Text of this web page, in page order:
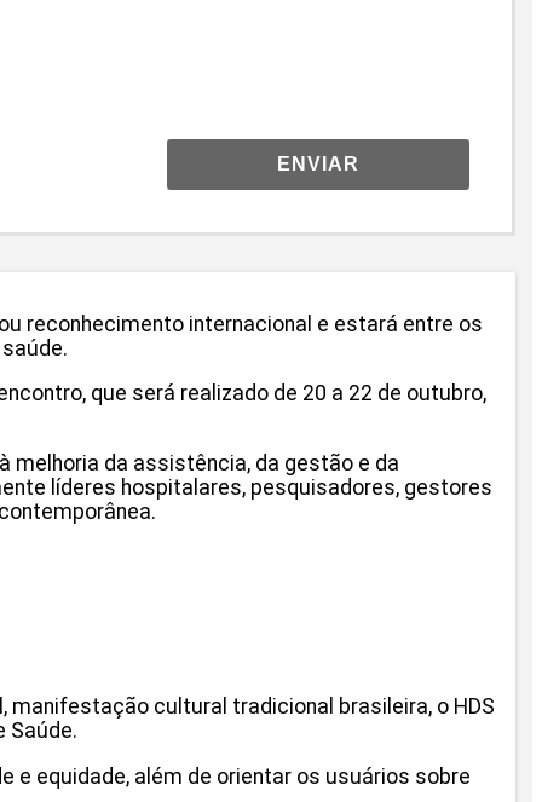
ENVIAR
reconhecimento internacional e estará entre os
que será realizado de 20 a 22 de outubro,
melhoria da assistência, da gestão e da
líderes hospitalares, pesquisadores, gestores
cultural tradicional brasileira, o HDS
Saúde.
e equidade, além de orientar os usuários sobre